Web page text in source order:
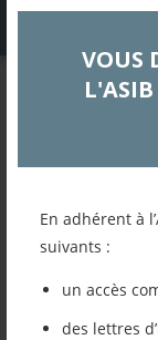
VOUS
En adhérent à
suivants :
un accès
des lettres
Retour